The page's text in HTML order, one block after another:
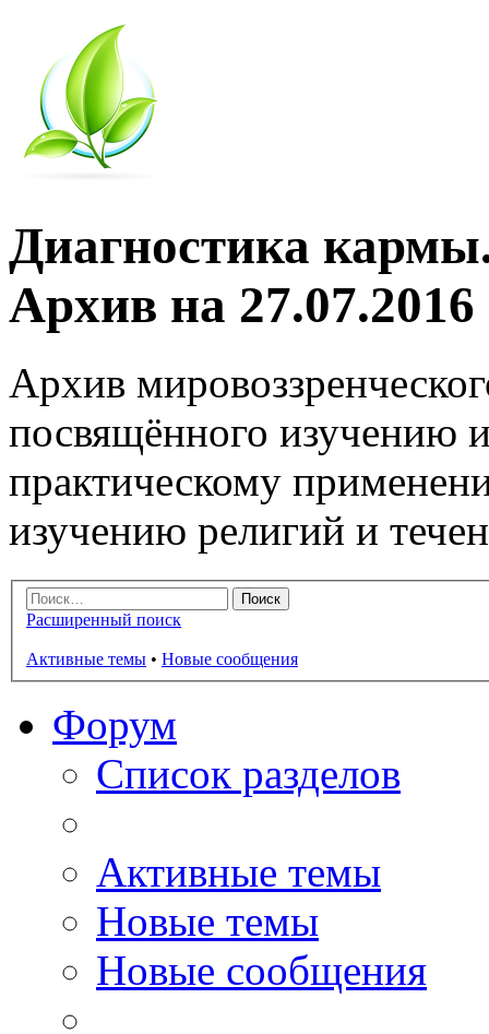
Диагностика
Архив на 27.07.2016
Архив
посвящённого изучению
практическому
изучению религий и
Расширенный поиск
Активные темы • Новые сообщения
Форум
Список разделов
Активные темы
Новые темы
Новые сообщения